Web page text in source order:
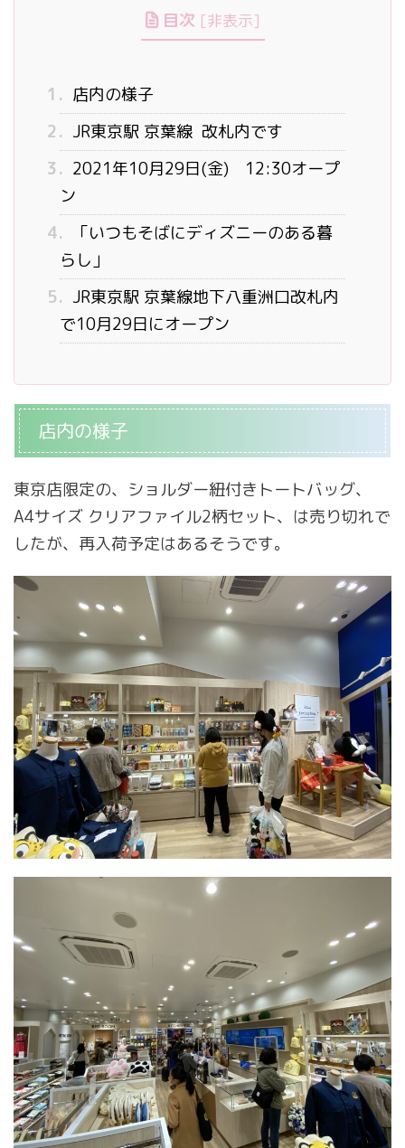
目次 [非表示]
1. 店内の様子
2. JR東京駅 京葉線 改札内です
3. 2021年10月29日(金) 12:30オープ
ン
4.
「いつもそばにディズニーのある暮
らし」
5. JR東京駅 京葉線地下八重洲口改札内
で10月29日にオープン
店内の様子
東京店限定の、ショルダー紐付きトートバッグ、
A4サイズ クリアファイル2柄セット、は売り切れで
したが、再入荷予定はあるそうです。